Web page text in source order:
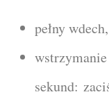
pełny wdech,
sekund: